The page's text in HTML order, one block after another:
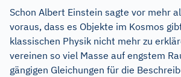
Schon Albert Einstein sagte vor mehr
voraus, dass es Objekte im Kosmos
klassischen Physik nicht mehr zu
vereinen so viel Masse auf engstem
gängigen Gleichungen für die